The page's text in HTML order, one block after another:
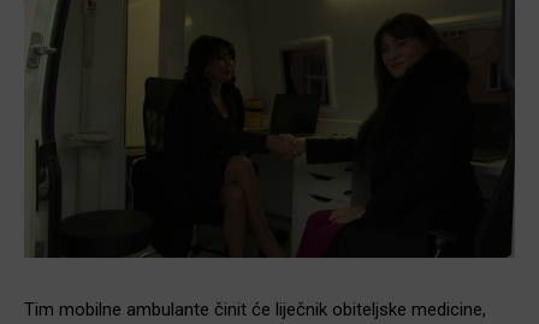
Tim mobilne ambulante činit će liječnik obiteljske medicine,